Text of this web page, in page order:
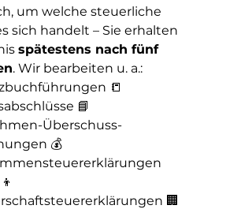
um welche steuerliche
sich handelt – Sie erhalten
spätestens nach fünf
. Wir bearbeiten u. a.:
📒
📘
Überschuss-
💰
🏢